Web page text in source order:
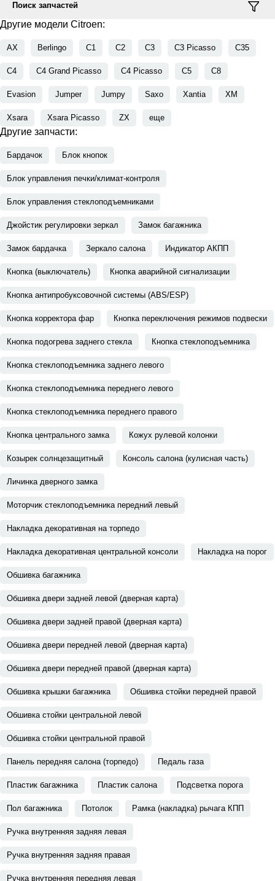
Поиск запчастей
Другие модели Citroen:
AX Berlingo C1 C2 C3 C3 Picasso C35
C4 C4 Grand Picasso C4 Picasso C5 C8
Evasion Jumper Jumpy Saxo Xantia XM
Xsara Xsara Picasso ZX еще
Другие запчасти:
Бардачок Блок кнопок
Блок управления печки/климат-контроля
Блок управления стеклоподъемниками
Джойстик регулировки зеркал Замок багажника
Замок бардачка Зеркало салона Индикатор АКПП
Кнопка (выключатель) Кнопка аварийной сигнализации
Кнопка антипробуксовочной системы (ABS/ESP)
Кнопка корректора фар Кнопка переключения режимов подвески
Кнопка подогрева заднего стекла Кнопка стеклоподъемника
Кнопка стеклоподъемника заднего левого
Кнопка стеклоподъемника переднего левого
Кнопка стеклоподъемника переднего правого
Кнопка центрального замка Кожух рулевой колонки
Козырек солнцезащитный Консоль салона (кулисная часть)
Личинка дверного замка
Моторчик стеклоподъемника передний левый
Накладка декоративная на торпедо
Накладка декоративная центральной консоли Накладка на порог
Обшивка багажника
Обшивка двери задней левой (дверная карта)
Обшивка двери задней правой (дверная карта)
Обшивка двери передней левой (дверная карта)
Обшивка двери передней правой (дверная карта)
Обшивка крышки багажника Обшивка стойки передней правой
Обшивка стойки центральной левой
Обшивка стойки центральной правой
Панель передняя салона (торпедо) Педаль газа
Пластик багажника Пластик салона Подсветка порога
Пол багажника Потолок Рамка (накладка) рычага КПП
Ручка внутренняя задняя левая
Ручка внутренняя задняя правая
Ручка внутренняя передняя левая